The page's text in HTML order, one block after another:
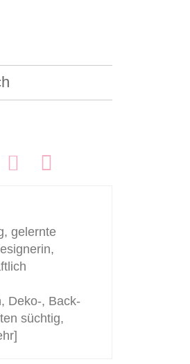
gelernte
Deko-, Back-
süchtig,